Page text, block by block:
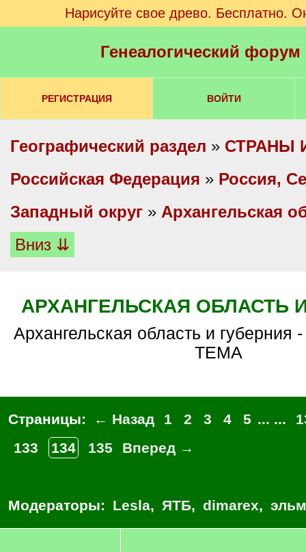
Нарисуйте свое древо. Бесплатно.
Генеалогический
РЕГИСТРАЦИЯ ВОЙТИ
Географический раздел » СТРАНЫ
Российская Федерация » Россия,
Западный округ » Архангельская
Вниз ⇊
АРХАНГЕЛЬСКАЯ ОБЛАСТЬ
Архангельская область и губерния - ДИАЛОГОВАЯ
ТЕМА
Страницы: ← Назад 1 2 3 4 5 ... ...
133
134 135 Вперед →
Модераторы: Lesla, ЯТБ, dimarex,